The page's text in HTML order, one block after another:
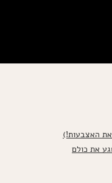
האצבעות!)
את כולם